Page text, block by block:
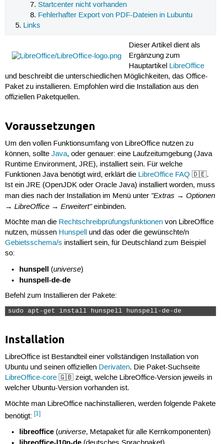
Startcenter nicht vorhanden
Fehlerhafter Export von PDF-Dateien in Lubuntu
Links
Dieser Artikel dient als
Ergänzung zum
Hauptartikel LibreOffice
und beschreibt die unterschiedlichen Möglichkeiten, das Office-
Paket zu installieren. Empfohlen wird die Installation aus den
offiziellen Paketquellen.
Voraussetzungen
Um den vollen Funktionsumfang von LibreOffice nutzen zu
können, sollte Java, oder genauer: eine Laufzeitumgebung (Java
Runtime Environment, JRE), installiert sein. Für welche
Funktionen Java benötigt wird, erklärt die LibreOffice FAQ 🇩🇪.
Ist ein JRE (OpenJDK oder Oracle Java) installiert worden, muss
man dies nach der Installation im Menü unter "Extras → Optionen
→ LibreOffice → Erweitert"einbinden.
Möchte man die Rechtschreibprüfungsfunktionenvon LibreOffice
nutzen, müssen Hunspellund das oder die gewünschte/n
Gebietsschema/s installiert sein, für Deutschland zum Beispiel
so:
hunspell (universe)
hunspell-de-de
Befehl zum Installieren der Pakete:
sudo apt-get install hunspell hunspell-de-de
Installation
LibreOffice ist Bestandteil einer vollständigen Installation von
Ubuntu und seinen offiziellen Derivaten. Die Paket-Suchseite
LibreOffice-core🇬🇧 zeigt, welche LibreOffice-Version jeweils in
welcher Ubuntu-Version vorhanden ist.
Möchte man LibreOffice nachinstallieren, werden folgende Pakete
benötigt: [1]
libreoffice (universe, Metapaket für alle Kernkomponenten)